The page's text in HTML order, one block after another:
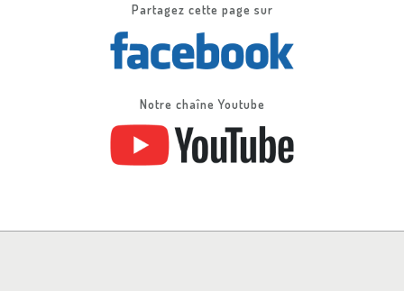
Partagez cette page sur
Notre chaîne Youtube